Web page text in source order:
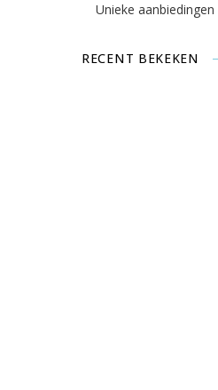
Unieke aanbiedingen
RECENT BEKEKEN